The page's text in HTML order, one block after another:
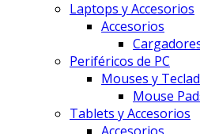
Laptops y Accesorios
Accesorios
Periféricos de PC
Mouses y
Mouse
Tablets y Accesorios